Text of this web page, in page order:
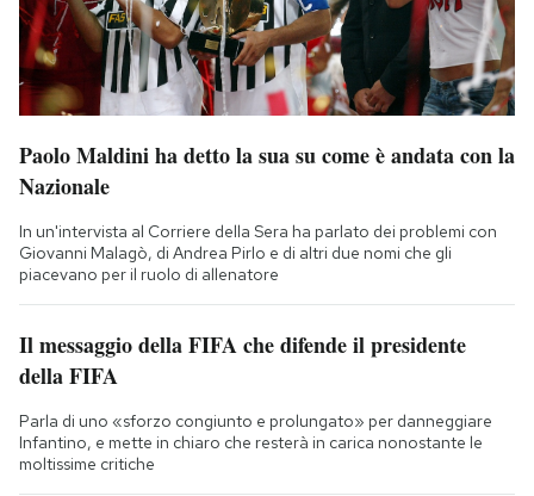
Paolo Maldini ha detto la sua su come è andata con la
Nazionale
In un'intervista al Corriere della Sera ha parlato dei problemi con
Giovanni Malagò, di Andrea Pirlo e di altri due nomi che gli
piacevano per il ruolo di allenatore
Il messaggio della FIFA che difende il presidente
della FIFA
Parla di uno «sforzo congiunto e prolungato» per danneggiare
Infantino, e mette in chiaro che resterà in carica nonostante le
moltissime critiche